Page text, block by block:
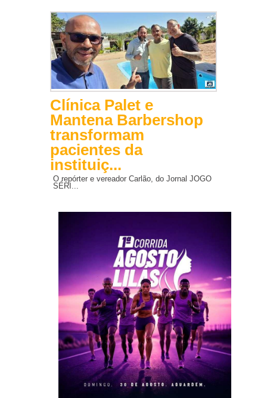
Clínica Palet e
Mantena Barbershop
transformam
pacientes da
instituiç...
O repórter e vereador Carlão, do Jornal JOGO
SÉRI...